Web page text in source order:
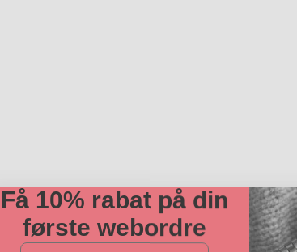
Få 10% rabat på din
første webordre
E-mail